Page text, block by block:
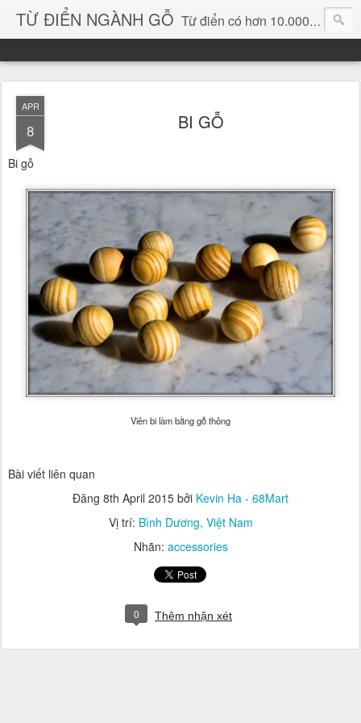
TỪ ĐIỂN NGÀNH GỖ Từ điển có hơn 10.000 từ chuyên ngành gỗ và hình ảnh, video, phần mềm chuyên ngành gỗ. chuyên dùng tìm kiếm, thông tin, vật liệu mới, sản phẩm, ý tưởng, thiết kế, sản xuất, thương mại ngành gỗ...
APR
8 BI GỖ
Bi gỗ
Viên bi làm bằng gỗ thông
Bài viết liên quan
Đăng 8th April 2015 bởi Kevin Ha - 68Mart
Vị trí: Bình Dương, Việt Nam
Nhãn: accessories
0 Thêm nhận xét